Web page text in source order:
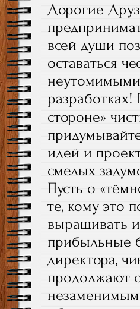
Дорогие
всей души
оставаться
неутомимыми
разработках!
стороне»
идей и
смелых
Пусть о
те, кому это
выращивать
прибыльные
директора,
продолжают